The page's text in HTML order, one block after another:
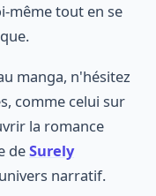
même tout en se
manga, n'hésitez
comme celui sur
la romance
deSurely
narratif.